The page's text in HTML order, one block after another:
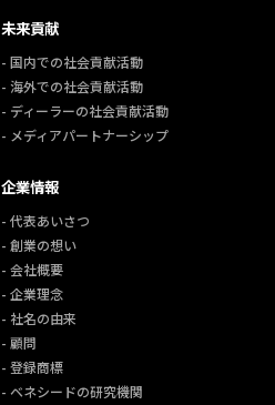
未来貢献
- 国内での社会貢献活動
- 海外での社会貢献活動
- ディーラーの社会貢献活動
- メディアパートナーシップ
企業情報
- 代表あいさつ
- 創業の想い
- 会社概要
- 企業理念
- 社名の由来
- 顧問
- 登録商標
- ベネシードの研究機関